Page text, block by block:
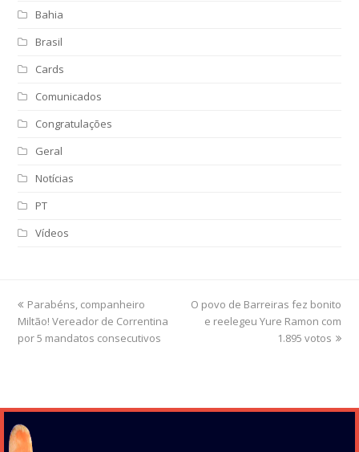
Bahia
Brasil
Cards
Comunicados
Congratulações
Geral
Notícias
PT
Vídeos
previous
post:
Parabéns, companheiro
Miltão! Vereador de Correntina
por 5 mandatos consecutivos
next
post:
O povo de Barreiras fez bonito
e reelegeu Yure Ramon com
1.895 votos